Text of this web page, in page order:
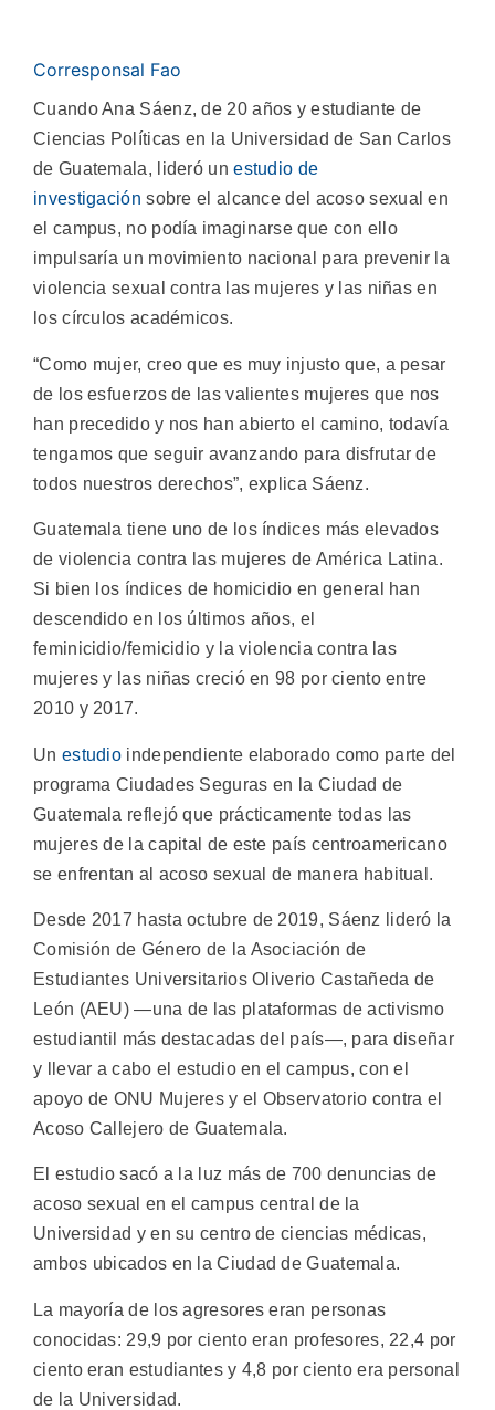
Corresponsal Fao
Cuando Ana Sáenz, de 20 años y estudiante de
Ciencias Políticas en la Universidad de San Carlos
de Guatemala, lideró unestudio de
investigación sobre el alcance del acoso sexual en
el campus, no podía imaginarse que con ello
impulsaría un movimiento nacional para prevenir la
violencia sexual contra las mujeres y las niñas en
los círculos académicos.
“Como mujer, creo que es muy injusto que, a pesar
de los esfuerzos de las valientes mujeres que nos
han precedido y nos han abierto el camino, todavía
tengamos que seguir avanzando para disfrutar de
todos nuestros derechos”, explica Sáenz.
Guatemala tiene uno de los índices más elevados
de violencia contra las mujeres de América Latina.
Si bien los índices de homicidio en general han
descendido en los últimos años, el
feminicidio/femicidio y la violencia contra las
mujeres y las niñas creció en 98 por ciento entre
2010 y 2017.
Un estudio independiente elaborado como parte del
programa Ciudades Seguras en la Ciudad de
Guatemala reflejó que prácticamente todas las
mujeres de la capital de este país centroamericano
se enfrentan al acoso sexual de manera habitual.
Desde 2017 hasta octubre de 2019, Sáenz lideró la
Comisión de Género de la Asociación de
Estudiantes Universitarios Oliverio Castañeda de
León (AEU) —una de las plataformas de activismo
estudiantil más destacadas del país—, para diseñar
y llevar a cabo el estudio en el campus, con el
apoyo de ONU Mujeres y el Observatorio contra el
Acoso Callejero de Guatemala.
El estudio sacó a la luz más de 700 denuncias de
acoso sexual en el campus central de la
Universidad y en su centro de ciencias médicas,
ambos ubicados en la Ciudad de Guatemala.
La mayoría de los agresores eran personas
conocidas: 29,9 por ciento eran profesores, 22,4 por
ciento eran estudiantes y 4,8 por ciento era personal
de la Universidad.